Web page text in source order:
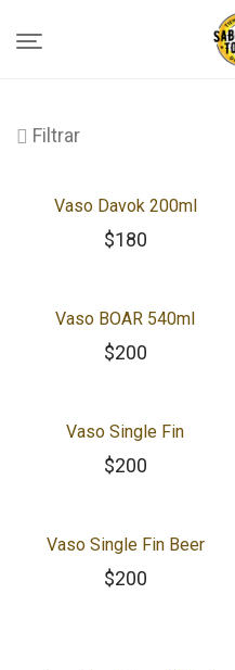
Filtrar
Vaso Davok 200ml
$180
Vaso BOAR 540ml
$200
Vaso Single Fin
$200
Vaso Single Fin Beer
$200